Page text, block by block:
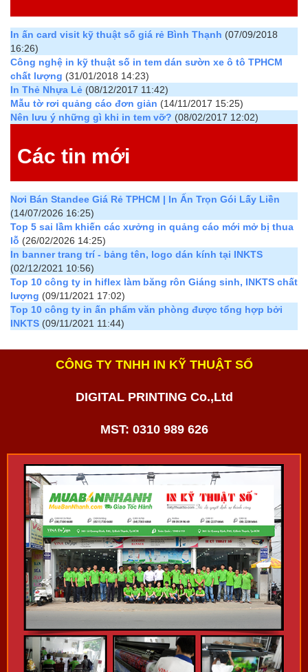
In ấn card visit kỹ thuật số giá rẻ Bình Thạnh (07/09/2018
16:26)
Công nghệ in kỹ thuật số in tem dán sườn xe ô tô TPHCM
chất lượng (31/01/2018 14:23)
In Thẻ Nhựa Lẻ (08/12/2017 11:42)
Mẫu tờ rơi quảng cáo đơn giản (14/11/2017 15:25)
Nên lưu ý những gì khi in tem vỡ? (08/02/2017 12:02)
Các tin mới
Nơi Bán Standee Giá Rẻ TPHCM | In Ấn Trọn Gói Lấy Liền
(14/07/2026 16:25)
Top 5 sai lầm khiến các xưởng in quảng cáo mới mở bị thua
lỗ (26/02/2026 14:25)
In banner trang trí - bảng tên, logo dán kính tại INKTS
(02/12/2021 10:56)
Top 10 công ty in hiflex làm băng rôn Giáng sinh, INKTS chất
lượng (09/11/2021 17:02)
Top 10 công ty in ấn phẩm văn phòng được tổng hợp bởi
INKTS (09/11/2021 11:44)
CÔNG TY TNHH IN KỸ THUẬT SỐ
DIGITAL PRINTING Co.,Ltd
MST: 0310 989 626